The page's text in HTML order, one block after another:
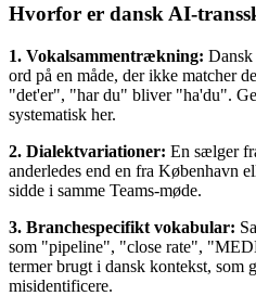
Hvorfor er dansk AI-
1. Vokalsammentrækning: Dansk
ord på en måde, der ikke matcher
"det'er", "har du" bliver "ha'du".
systematisk her.
2. Dialektvariationer: En sælger
anderledes end en fra København
sidde i samme Teams-møde.
3. Branchespecifikt vokabular:
som "pipeline", "close rate",
termer brugt i dansk kontekst, som
misidentificere.